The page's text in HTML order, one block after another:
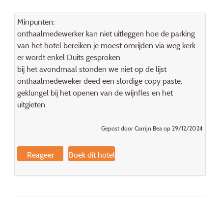
Minpunten:
onthaalmedewerker kan niet uitleggen hoe de parking
van het hotel bereiken je moest omrijden via weg kerk
er wordt enkel Duits gesproken
bij het avondmaal stonden we niet op de lijst
onthaalmedeweker deed een slordige copy paste.
geklungel bij het openen van de wijnfles en het
uitgieten.
Gepost door Carrijn Bea op 29/12/2024
Reageer Boek dit hotel